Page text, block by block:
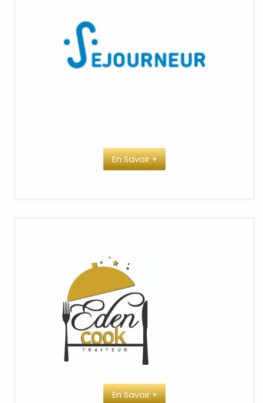
En Savoir +
En Savoir +